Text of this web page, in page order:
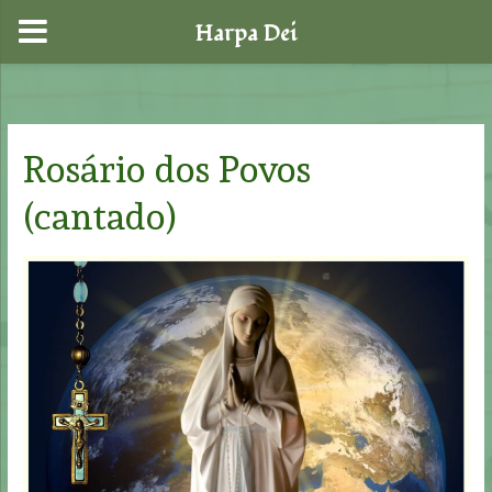
content
Rosário dos Povos
(cantado)
Harpa Dei